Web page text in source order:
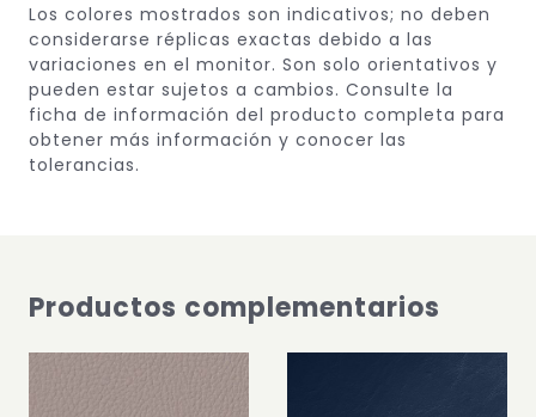
Los colores mostrados son indicativos; no deben
considerarse réplicas exactas debido a las
variaciones en el monitor. Son solo orientativos y
pueden estar sujetos a cambios. Consulte la
ficha de información del producto completa para
obtener más información y conocer las
tolerancias.
Productos complementarios